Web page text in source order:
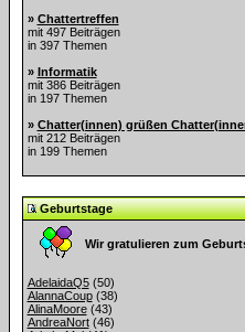
» Chattertreffen
mit 497 Beiträgen
in 397 Themen
» Informatik
mit 386 Beiträgen
in 197 Themen
» Chatter(innen) grüßen
mit 212 Beiträgen
in 199 Themen
Geburtstage
Wir gratulieren zum
AdelaidaQ5(50)
AlannaCoup(38)
AlinaMoore(43)
AndreaNort(46)